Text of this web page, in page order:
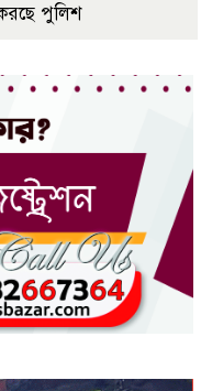
করছে পুলিশ